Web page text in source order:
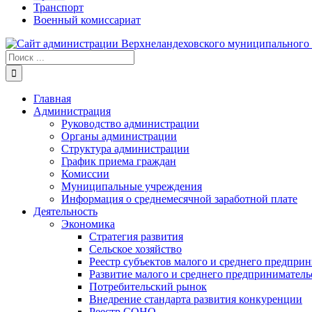
Транспорт
Военный комиссариат
Результат
поиска:
Главная
Администрация
Руководство администрации
Органы администрации
Структура администрации
График приема граждан
Комиссии
Муниципальные учреждения
Информация о среднемесячной заработной плате
Деятельность
Экономика
Стратегия развития
Сельское хозяйство
Реестр субъектов малого и среднего
Развитие малого и среднего
Потребительский рынок
Внедрение стандарта развития конкуренции